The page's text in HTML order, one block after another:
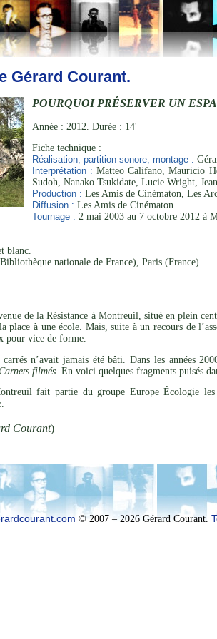
Gérard Courant.
POURQUOI PRÉSERVER UN
Année : 2012. Durée : 14'
Fiche technique :
Réalisation, partition sonore, montage :
Interprétation : Matteo Califano, Mauricio
Sudoh, Nanako Tsukidate, Lucie Wright,
Production : Les Amis de Cinématon, Les
Diffusion : Les Amis de Cinématon.
Tournage : 2 mai 2003 au 7 octobre 2012 à
blanc.
nationale de France), Paris (France).
de la Résistance à Montreuil, situé en plein
place à une école. Mais, suite à un recours de
pour vice de forme.
carrés n’avait jamais été bâti. Dans les années
filmés . En voici quelques fragments puisés
fait partie du groupe Europe Écologie
Courant)
© 2007 – 2026 Gérard Courant.